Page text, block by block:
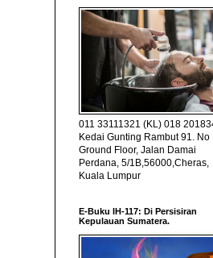
011 33111321 (KL) 018
Kedai Gunting Rambut 91. No
Ground Floor, Jalan Damai
Perdana, 5/1B,56000,Cheras,
Kuala Lumpur
E-Buku IH-117: Di Persisiran
Kepulauan Sumatera.